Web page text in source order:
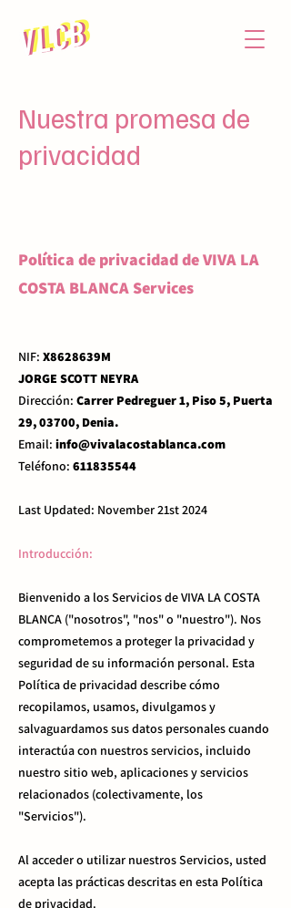
Nuestra promesa de
privacidad
Política de privacidad de VIVA LA
COSTA BLANCA Services
NIF: X8628639M
JORGE SCOTT NEYRA
Dirección: Carrer Pedreguer 1, Piso 5, Puerta
29, 03700, Denia.
Email: info@vivalacostablanca.com
Teléfono: 611835544
Last Updated: November 21st 2024
Introducción:
Bienvenido a los Servicios de VIVA LA COSTA
BLANCA ("nosotros", "nos" o "nuestro"). Nos
comprometemos a proteger la privacidad y
seguridad de su información personal. Esta
Política de privacidad describe cómo
recopilamos, usamos, divulgamos y
salvaguardamos sus datos personales cuando
interactúa con nuestros servicios, incluido
nuestro sitio web, aplicaciones y servicios
relacionados (colectivamente, los
"Servicios").
Al acceder o utilizar nuestros Servicios, usted
acepta las prácticas descritas en esta Política
de privacidad.